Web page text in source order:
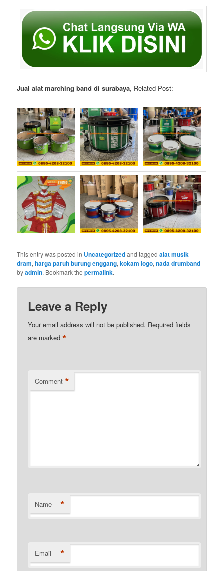
Jual alat marching band di surabaya, Related Post:
This entry was posted in Uncategorizedand taggedalat musik
dram,harga paruh burung enggang,kokam logo,nada drumband
byadmin. Bookmark thepermalink.
Leave a Reply
Your email address will not be published. Required fields
are marked*
Comment *
Name *
Email *